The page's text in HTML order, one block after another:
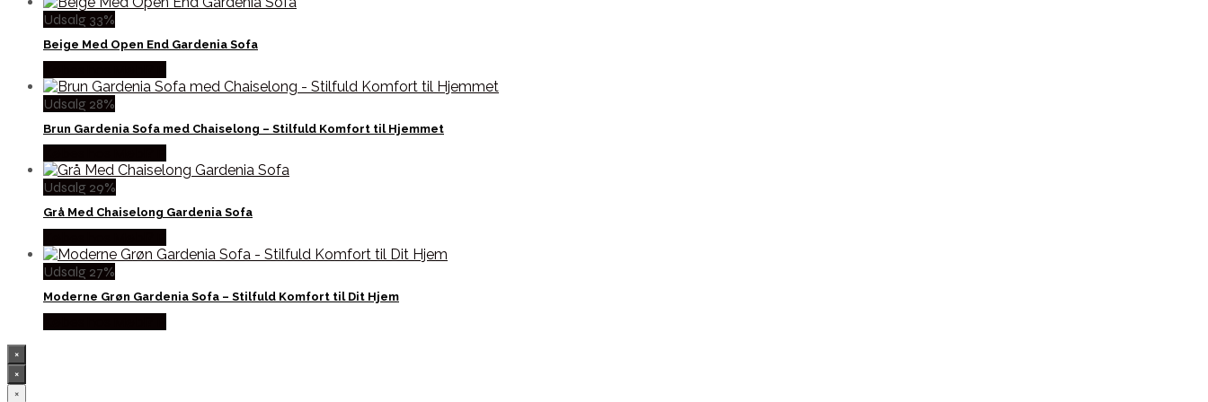
Udsalg 33%
Beige Med Open End Gardenia Sofa
Udsalg 28%
Brun Gardenia Sofa med Chaiselong – Stilfuld Komfort til Hjemmet
Udsalg 29%
Grå Med Chaiselong Gardenia Sofa
Udsalg 27%
Moderne Grøn Gardenia Sofa – Stilfuld Komfort til Dit Hjem
×
×
×